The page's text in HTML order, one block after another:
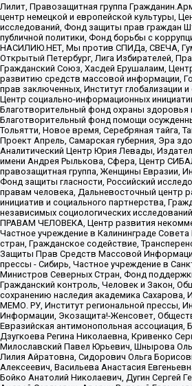
Лилит, Правозащитная группа
центр немецкой и европейской культуры,
исследований, Фонд защиты прав граждан
публичной политики, Фонд борьбы с
НАСИЛИЮ.НЕТ, Мы против СПИДа, СВЕЧА,
Открытый Петербург, Лига Избирателей,
Гражданский Союз, Хасдей Ерушалаим,
развитию средств массовой информации,
прав заключенных, Институт глобализации
Центр социально-информационных
Благотворительный фонд охраны здоровья
Благотворительный фонд помощи
Тольятти, Новое время, Серебряная тайга,
Проект Апрель, Самарская губерния, Эра
Аналитический Центр Юрия Левады,
имени Андрея Рылькова, Сфера, Центр
правозащитная группа, Женщины Евразии,
Фонд защиты гласности, Российский
правам человека, Дальневосточный центр
инициатив и социального партнерства,
независимых социологических
ПРАВАМ ЧЕЛОВЕКА, Центр развития
Частное учреждение в Калининграде
стран, Гражданское содействие,
Защиты Прав Средств Массовой
прессы - Сибирь, Частное учреждение в
Министров Северных Стран, Фонд
Гражданский контроль, Человек и Закон,
сохранению наследия академика Сахарова,
МЕМО. РУ, Институт региональной прессы,
Информации, Экозащита!-Женсовет,
Евразийская антимонопольная ассоциация,
Дзугкоева Регина Николаевна, Кривенко
Милославский Павел Юрьевич, Шнырова
Лилия Айратовна, Сидорович Ольга
Алексеевич, Васильева Анастасия
Бойко Анатолий Николаевич, Дугин Сергей